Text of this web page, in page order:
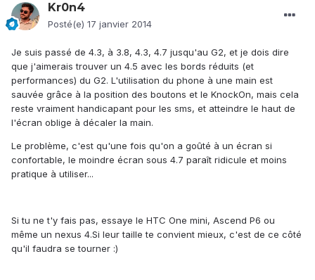
Kr0n4
Posté(e) 17 janvier 2014
Je suis passé de 4.3, à 3.8, 4.3, 4.7 jusqu'au G2, et je dois dire
que j'aimerais trouver un 4.5 avec les bords réduits (et
performances) du G2. L'utilisation du phone à une main est
sauvée grâce à la position des boutons et le KnockOn, mais cela
reste vraiment handicapant pour les sms, et atteindre le haut de
l'écran oblige à décaler la main.
Le problème, c'est qu'une fois qu'on a goûté à un écran si
confortable, le moindre écran sous 4.7 paraît ridicule et moins
pratique à utiliser...
Si tu ne t'y fais pas, essaye le HTC One mini, Ascend P6 ou
même un nexus 4.Si leur taille te convient mieux, c'est de ce côté
qu'il faudra se tourner :)